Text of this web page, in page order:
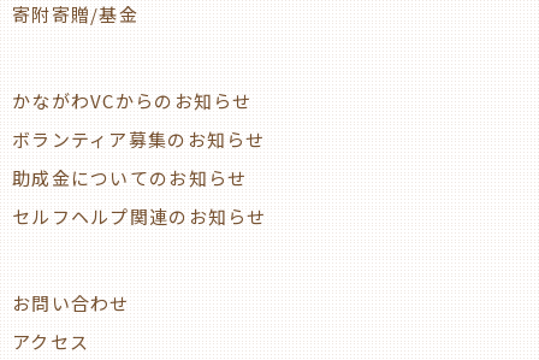
寄附寄贈/基金
かながわVCからのお知らせ
ボランティア募集のお知らせ
助成金についてのお知らせ
セルフヘルプ関連のお知らせ
お問い合わせ
アクセス